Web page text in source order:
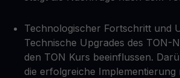
Technologischer Fortschritt und
Technische Upgrades des TON-
den TON Kurs beeinflussen.
die erfolgreiche Implementierung